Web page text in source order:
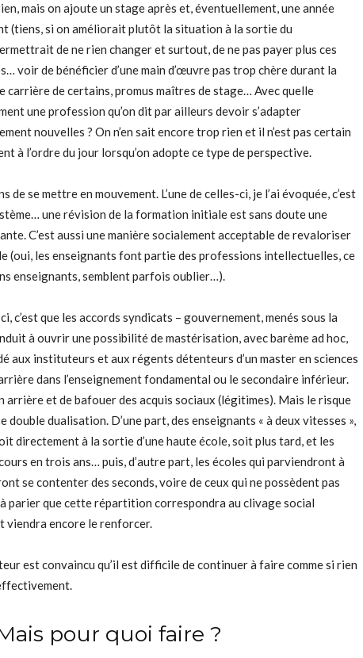
mais on ajoute un stage après et, éventuellement, une année
(tiens, si on améliorait plutôt la situation à la sortie du
de ne rien changer et surtout, de ne pas payer plus ces
voir de bénéficier d’une main d’œuvre pas trop chère durant la
carrière de certains, promus maîtres de stage… Avec quelle
une profession qu’on dit par ailleurs devoir s’adapter
nouvelles ? On n’en sait encore trop rien et il n’est pas certain
à l’ordre du jour lorsqu’on adopte ce type de perspective.
de se mettre en mouvement. L’une de celles-ci, je l’ai évoquée, c’est
une révision de la formation initiale est sans doute une
C’est aussi une manière socialement acceptable de revaloriser
(oui, les enseignants font partie des professions intellectuelles, ce
enseignants, semblent parfois oublier…).
c’est que les accords syndicats – gouvernement, menés sous la
à ouvrir une possibilité de mastérisation, avec barème ad hoc,
aux instituteurs et aux régents détenteurs d’un master en sciences
dans l’enseignement fondamental ou le secondaire inférieur.
arrière et de bafouer des acquis sociaux (légitimes). Mais le risque
double dualisation. D’une part, des enseignants « à deux vitesses »,
directement à la sortie d’une haute école, soit plus tard, et les
en trois ans… puis, d’autre part, les écoles qui parviendront à
se contenter des seconds, voire de ceux qui ne possèdent pas
parier que cette répartition correspondra au clivage social
viendra encore le renforcer.
est convaincu qu’il est difficile de continuer à faire comme si rien
pour quoi faire ?